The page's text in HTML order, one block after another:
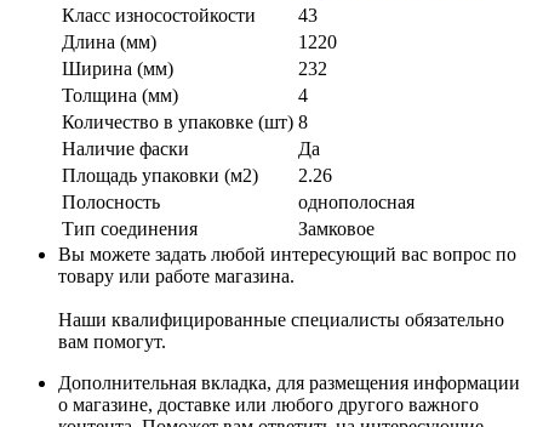
Класс износостойкости
43
Длина (мм)
1220
Ширина (мм)
232
Толщина (мм)
4
Количество в упаковке (шт) 8
Наличие фаски
Да
Площадь упаковки (м2)
2.26
Полосность
однополосная
Тип соединения
Замковое
Вы можете задать любой интересующий вас вопрос по
товару или работе магазина.
Наши квалифицированные специалисты обязательно
вам помогут.
Дополнительная вкладка, для размещения информации
о магазине, доставке или любого другого важного